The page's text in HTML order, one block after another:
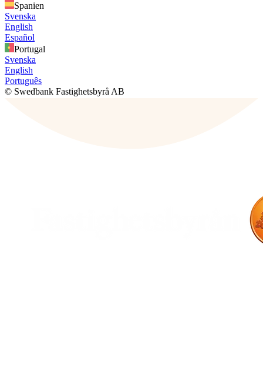
Spanien
Svenska
English
Español
Portugal
Svenska
English
Português
© Swedbank Fastighetsbyrå AB